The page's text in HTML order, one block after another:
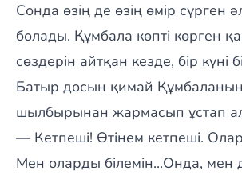
Сонда өзің де өзің өмір сүрген
болады. Құмбала көпті көрген
сөздерін айтқан кезде, бір күні
Батыр досын қимай
шылбырынан жармасып ұстап
— Кетпеші! Өтінем кетпеші.
Мен оларды білемін...Онда, мен